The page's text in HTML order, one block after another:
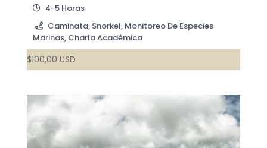
4-5 Horas
Caminata, Snorkel, Monitoreo De Especies
Marinas, Charla Académica
$100,00 USD